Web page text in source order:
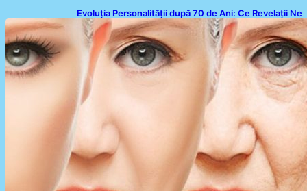
Evoluția Personalității după 70 de Ani: Ce Revelații Ne
Oferă Studiile Psihologice